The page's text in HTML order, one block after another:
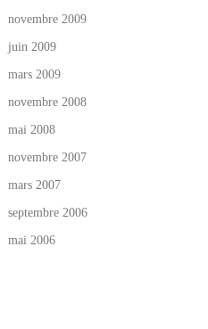
novembre 2009
juin 2009
mars 2009
novembre 2008
mai 2008
novembre 2007
mars 2007
septembre 2006
mai 2006